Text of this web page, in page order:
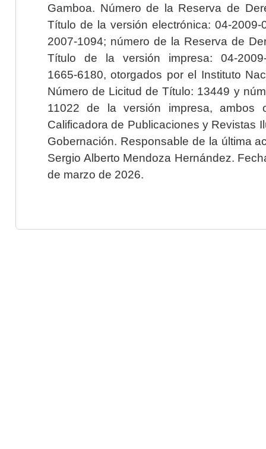
Gamboa. Número de la Reserva de
Título de la versión electrónica: 04-2009-
2007-1094; número de la Reserva de
Título de la versión impresa: 04-2009-
1665-6180, otorgados por el Instituto
Número de Licitud de Título: 13449 y
11022 de la versión impresa, ambos
Calificadora de Publicaciones y Revistas
Gobernación. Responsable de la última
Sergio Alberto Mendoza Hernández.
de marzo de 2026.